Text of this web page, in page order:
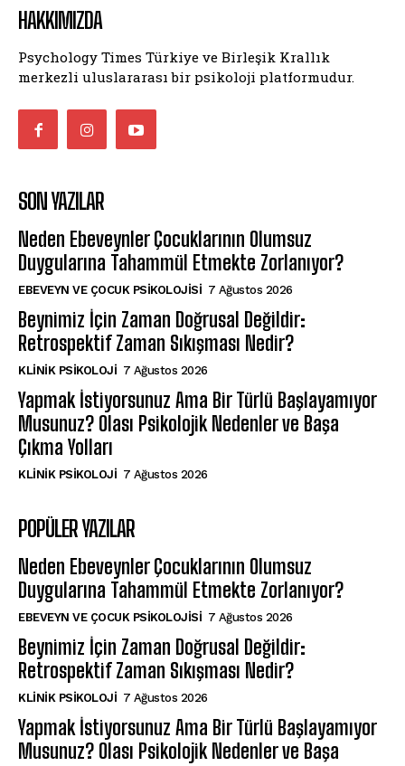
HAKKIMIZDA
Psychology Times Türkiye ve Birleşik Krallık
merkezli uluslararası bir psikoloji platformudur.
SON YAZILAR
Neden Ebeveynler Çocuklarının Olumsuz
Duygularına Tahammül Etmekte Zorlanıyor?
EBEVEYN VE ÇOCUK PSIKOLOJISI 7 Ağustos 2026
Beynimiz İçin Zaman Doğrusal Değildir:
Retrospektif Zaman Sıkışması Nedir?
KLINIK PSIKOLOJI 7 Ağustos 2026
Yapmak İstiyorsunuz Ama Bir Türlü Başlayamıyor
Musunuz? Olası Psikolojik Nedenler ve Başa
Çıkma Yolları
KLINIK PSIKOLOJI 7 Ağustos 2026
POPÜLER YAZILAR
Neden Ebeveynler Çocuklarının Olumsuz
Duygularına Tahammül Etmekte Zorlanıyor?
EBEVEYN VE ÇOCUK PSIKOLOJISI 7 Ağustos 2026
Beynimiz İçin Zaman Doğrusal Değildir:
Retrospektif Zaman Sıkışması Nedir?
KLINIK PSIKOLOJI 7 Ağustos 2026
Yapmak İstiyorsunuz Ama Bir Türlü Başlayamıyor
Musunuz? Olası Psikolojik Nedenler ve Başa